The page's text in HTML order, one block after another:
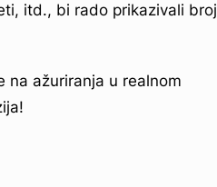
itd., bi rado prikazivali broj
na ažuriranja u realnom